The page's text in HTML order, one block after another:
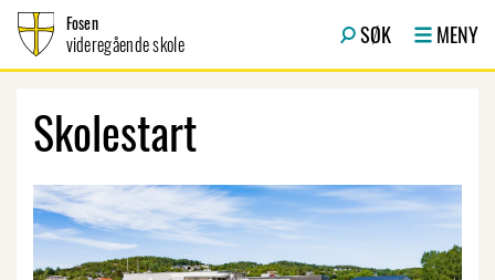
Fosen
videregående skole SØK MENY
Skolestart